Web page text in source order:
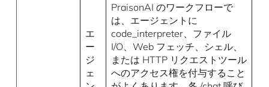
エ
ー
ジ
ェ
PraisonAI のワークフローで
は、エージェントに
code_interpreter、ファイル
I/O、Web フェッチ、シェル、
または HTTP リクエストツール
へのアクセス権を付与すること